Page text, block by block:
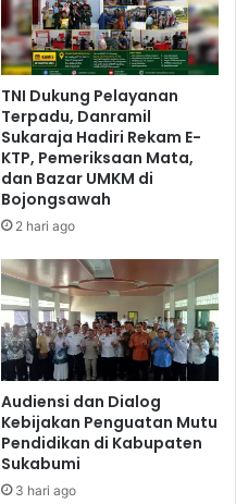
TNI Dukung Pelayanan
Terpadu, Danramil
Sukaraja Hadiri Rekam E-
KTP, Pemeriksaan Mata,
dan Bazar UMKM di
Bojongsawah
2 hari ago
Audiensi dan Dialog
Kebijakan Penguatan Mutu
Pendidikan di Kabupaten
Sukabumi
3 hari ago